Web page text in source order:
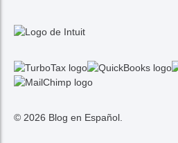
Gastos
© 2026 Blog en Español.